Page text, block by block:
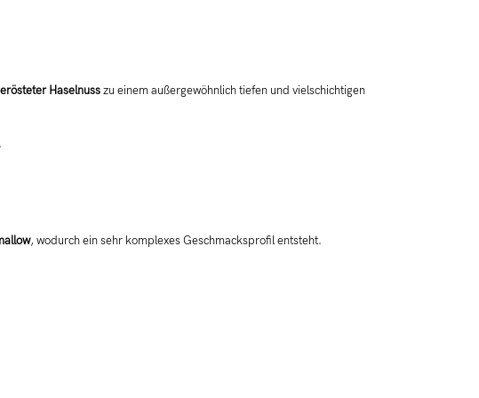
Haselnusszu einem außergewöhnlich tiefen und vielschichtigen
, wodurch ein sehr komplexes Geschmacksprofil entsteht.